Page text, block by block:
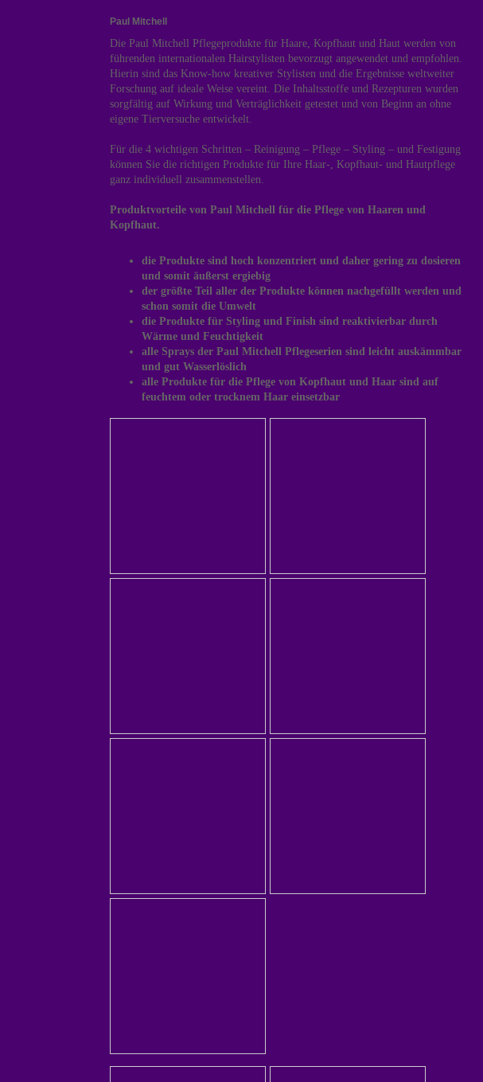
Paul Mitchell
Die Paul Mitchell Pflegeprodukte für Haare, Kopfhaut und Haut werden von
führenden internationalen Hairstylisten bevorzugt angewendet und empfohlen.
Hierin sind das Know-how kreativer Stylisten und die Ergebnisse weltweiter
Forschung auf ideale Weise vereint. Die Inhaltsstoffe und Rezepturen wurden
sorgfältig auf Wirkung und Verträglichkeit getestet und von Beginn an ohne
eigene Tierversuche entwickelt.
Für die 4 wichtigen Schritten – Reinigung – Pflege – Styling – und Festigung
können Sie die richtigen Produkte für Ihre Haar-, Kopfhaut- und Hautpflege
ganz individuell zusammenstellen.
Produktvorteile von Paul Mitchell für die Pflege von Haaren und
Kopfhaut.
die Produkte sind hoch konzentriert und daher gering zu dosieren
und somit äußerst ergiebig
der größte Teil aller der Produkte können nachgefüllt werden und
schon somit die Umwelt
die Produkte für Styling und Finish sind reaktivierbar durch
Wärme und Feuchtigkeit
alle Sprays der Paul Mitchell Pflegeserien sind leicht auskämmbar
und gut Wasserlöslich
alle Produkte für die Pflege von Kopfhaut und Haar sind auf
feuchtem oder trocknem Haar einsetzbar